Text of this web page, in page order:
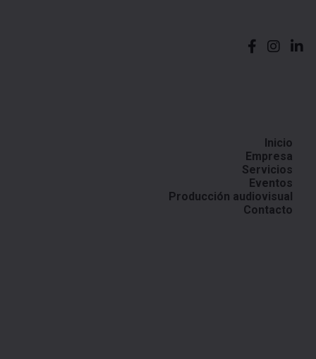
Inicio
Empresa
Servicios
Eventos
Producción audiovisual
Contacto